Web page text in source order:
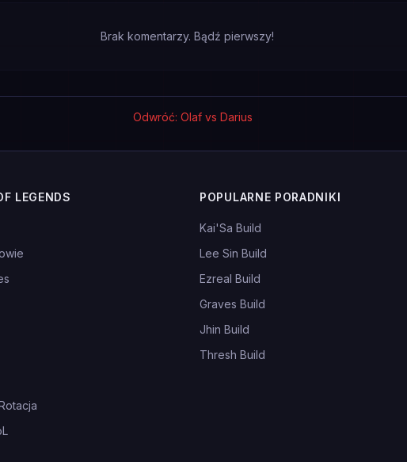
Brak komentarzy. Bądź pierwszy!
Odwróć: Olaf vs Darius
LEGENDS POPULARNE PORADNIKI
Kai'Sa Build
Lee Sin Build
Ezreal Build
Graves Build
Jhin Build
Thresh Build